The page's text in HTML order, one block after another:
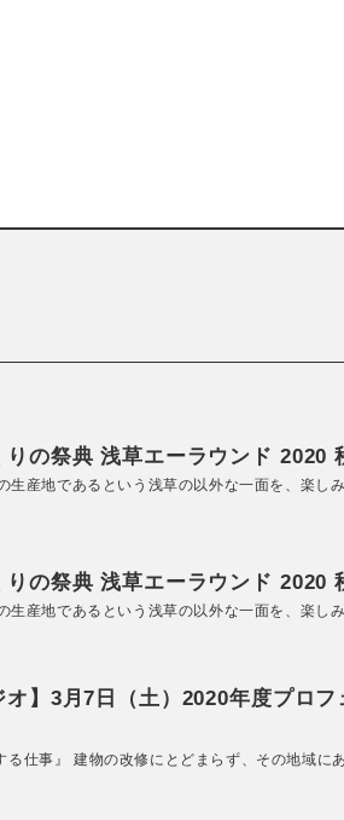
りの祭典 浅草エーラウンド 2020
生産地であるという浅草の以外な一面を、楽し
りの祭典 浅草エーラウンド 2020
生産地であるという浅草の以外な一面を、楽し
オ】3月7日（土）2020年度プロ
る仕事』 建物の改修にとどまらず、その地域に